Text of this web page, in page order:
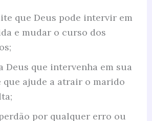
que Deus pode intervir em
e mudar o curso dos
Deus que intervenha em sua
que ajude a atrair o marido
por qualquer erro ou